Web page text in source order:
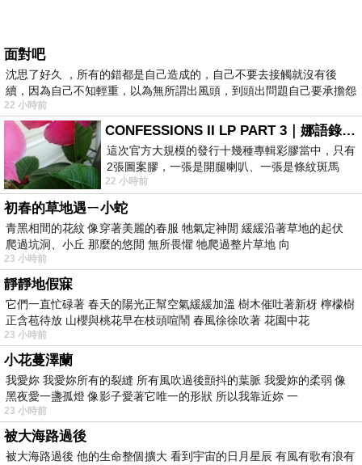
面對吧
沈思了好久 ，所有的錯都是自己造成的，自己不要去接觸就沒有後
續，因為自己不知輕重，以為無所謂出風頭，到頭出問題自己要承擔怨
不
22 小時前
CONFESSIONS II LP PART 3｜娜語錄II LP PART 3
這次官方大規模的發行十幾種專輯彩膠當中，只有
2張圖案膠，一張是開腿喇叭、一張是條紋斑馬
版；目前官網上只剩澳洲商店AU STORE
22 小時前
初春的草地遇ㄧ小蛇
青黑相間的花紋 像穿著美麗的春服 牠氣定神閒 緩緩沿著草地的起伏
爬過坑洞、小丘 那麼的悠閒 無所畏懼 牠爬過整片草地 向
23 小時前
靜靜地假寐
它們一直忙碌著 春天的陽光正幫空氣緩緩加溫 樹木催吐著新枒 檸檬樹
正含苞待放 山櫻與桃花早在枝頭喧鬧 春風徐徐吹著 花園中花
23 小時前
小花蔓澤蘭
我愛妳 我愛妳所有的裂縫 所有風吹過後顫抖的葉脈 我愛妳的柔弱 像
黑夜愛一盞孤燈 像影子愛著它唯一的形狀 所以我靠近妳 一
23 小時前
被大海路過後
被大海路過後 他的生命整個擴大 看到宇宙的日月星辰 有風有歌有浪有